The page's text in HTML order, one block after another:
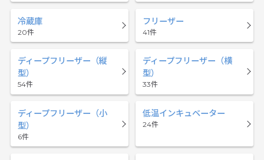
冷蔵庫
20
フリーザー
41
ディープフリーザー（縦
型）
54
ディープフリーザー（横
型）
33
ディープフリーザー（小
型）
6
低温インキュベーター
24